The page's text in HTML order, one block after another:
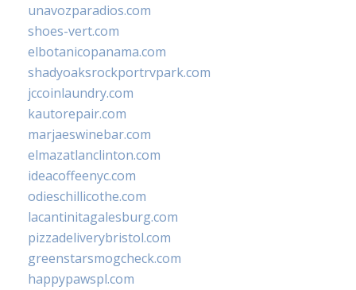
unavozparadios.com
shoes-vert.com
elbotanicopanama.com
shadyoaksrockportrvpark.com
jccoinlaundry.com
kautorepair.com
marjaeswinebar.com
elmazatlanclinton.com
ideacoffeenyc.com
odieschillicothe.com
lacantinitagalesburg.com
pizzadeliverybristol.com
greenstarsmogcheck.com
happypawspl.com